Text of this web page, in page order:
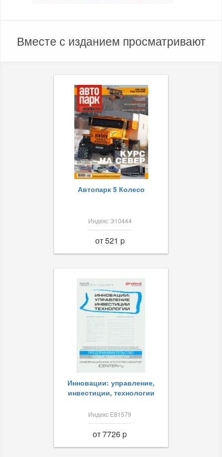
Вместе с изданием просматривают
Автопарк 5 Колесо
Индекс Э10444
от 521 p
Инновации: управление,
инвестиции, технологии
Индекс Е81579
от 7726 p